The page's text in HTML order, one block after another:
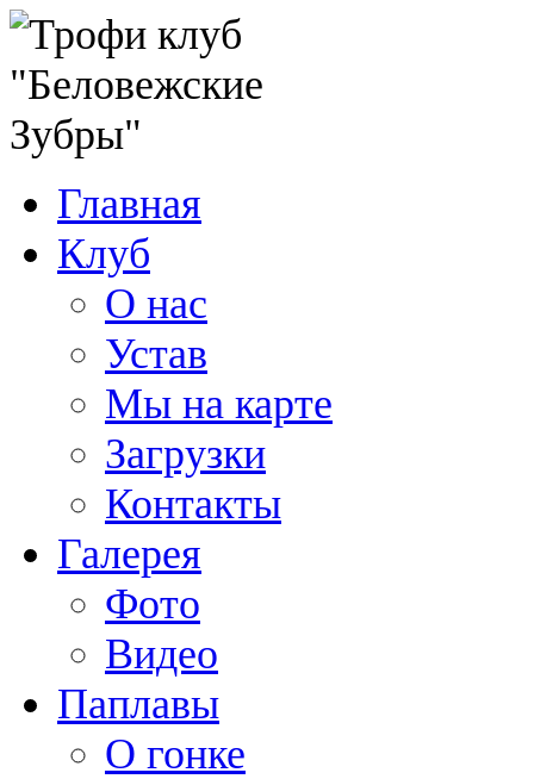
Главная
Клуб
О нас
Устав
Мы на карте
Загрузки
Контакты
Галерея
Фото
Видео
Паплавы
О гонке